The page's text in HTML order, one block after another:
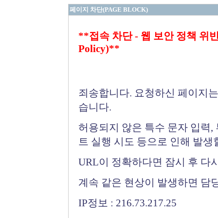
페이지 차단(PAGE BLOCK)
**접속 차단 - 웹 보안 정책 위
Policy)**
죄송합니다. 요청하신 페이지
습니다.
허용되지 않은 특수 문자 입력
트 실행 시도 등으로 인해 발생
URL이 정확하다면 잠시 후 다
계속 같은 현상이 발생하면 담
IP정보 : 216.73.217.25